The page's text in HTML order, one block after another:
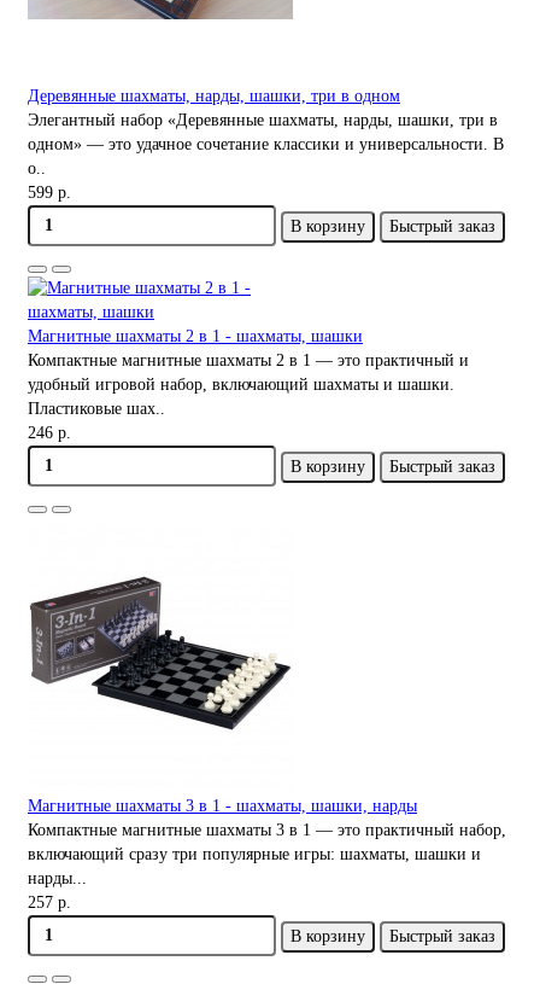
Деревянные шахматы, нарды, шашки, три в одном
Элегантный набор «Деревянные шахматы, нарды, шашки, три в
одном» — это удачное сочетание классики и универсальности. В
о..
599 р.
В корзину
Быстрый заказ
Магнитные шахматы 2 в 1 - шахматы, шашки
Компактные магнитные шахматы 2 в 1 — это практичный и
удобный игровой набор, включающий шахматы и шашки.
Пластиковые шах..
246 р.
В корзину
Быстрый заказ
Магнитные шахматы 3 в 1 - шахматы, шашки, нарды
Компактные магнитные шахматы 3 в 1 — это практичный набор,
включающий сразу три популярные игры: шахматы, шашки и
нарды...
257 р.
В корзину
Быстрый заказ